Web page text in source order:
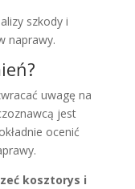
szkody i
naprawy.
uwagę na
jest
ocenić
kosztorys i